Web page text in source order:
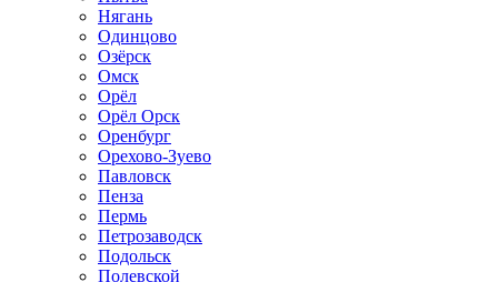
Нягань
Одинцово
Озёрск
Омск
Орёл
Орёл Орск
Оренбург
Орехово-Зуево
Павловск
Пенза
Пермь
Петрозаводск
Подольск
Полевской